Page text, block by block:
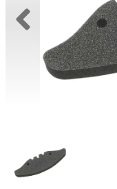
お問い合わせ
ブログ